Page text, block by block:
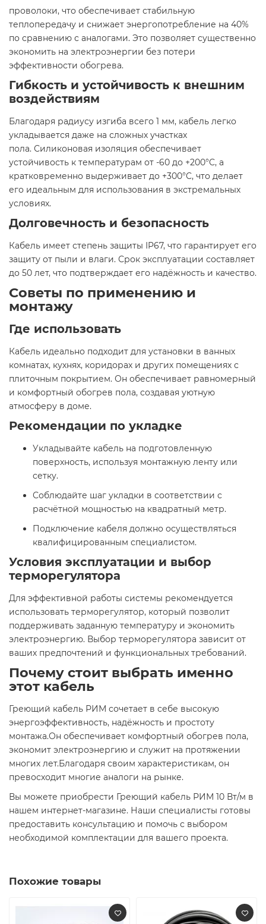
проволоки, что обеспечивает стабильную
теплопередачу и снижает энергопотребление на 40%
по сравнению с аналогами. Это позволяет существенно
экономить на электроэнергии без потери
эффективности обогрева.
Гибкость и устойчивость к внешним
воздействиям
Благодаря радиусу изгиба всего 1 мм, кабель легко
укладывается даже на сложных участках
пола. Силиконовая изоляция обеспечивает
устойчивость к температурам от -60 до +200°C, а
кратковременно выдерживает до +300°C, что делает
его идеальным для использования в экстремальных
условиях.
Долговечность и безопасность
Кабель имеет степень защиты IP67, что гарантирует его
защиту от пыли и влаги. Срок эксплуатации составляет
до 50 лет, что подтверждает его надёжность и качество.
Советы по применению и
монтажу
Где использовать
Кабель идеально подходит для установки в ванных
комнатах, кухнях, коридорах и других помещениях с
плиточным покрытием. Он обеспечивает равномерный
и комфортный обогрев пола, создавая уютную
атмосферу в доме.
Рекомендации по укладке
Укладывайте кабель на подготовленную
поверхность, используя монтажную ленту или
сетку.
Соблюдайте шаг укладки в соответствии с
расчётной мощностью на квадратный метр.
Подключение кабеля должно осуществляться
квалифицированным специалистом.
Условия эксплуатации и выбор
терморегулятора
Для эффективной работы системы рекомендуется
использовать терморегулятор, который позволит
поддерживать заданную температуру и экономить
электроэнергию. Выбор терморегулятора зависит от
ваших предпочтений и функциональных требований.
Почему стоит выбрать именно
этот кабель
Греющий кабель РИМ сочетает в себе высокую
энергоэффективность, надёжность и простоту
монтажа.Он обеспечивает комфортный обогрев пола,
экономит электроэнергию и служит на протяжении
многих лет.Благодаря своим характеристикам, он
превосходит многие аналоги на рынке.
Вы можете приобрести Греющий кабель РИМ 10 Вт/м в
нашем интернет-магазине. Наши специалисты готовы
предоставить консультацию и помочь с выбором
необходимой комплектации для вашего проекта.
Похожие товары